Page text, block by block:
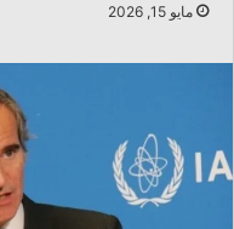
مايو 15, 2026